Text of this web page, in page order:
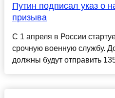
Путин подписал указ о
призыва
С 1 апреля в России
срочную военную службу.
должны будут отправить